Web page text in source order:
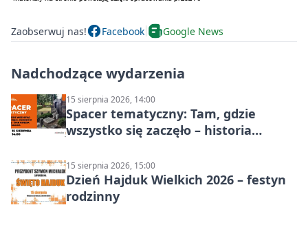
Zaobserwuj nas! Facebook Google News
Nadchodzące wydarzenia
15 sierpnia 2026, 14:00
Spacer tematyczny: Tam, gdzie
wszystko się zaczęło – historia
15 sierpnia 2026, 15:00
Dzień Hajduk Wielkich 2026 – festyn
rodzinny